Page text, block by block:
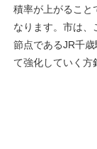
積率が上がること
なります。市は、
節点であるJR千
て強化していく方